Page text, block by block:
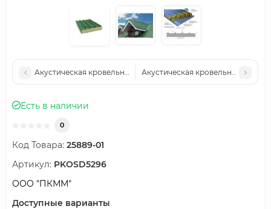
Акустическая кровельная сэндвич-панель минеральная
Акустическая кровельная
Есть в наличии
0
Код Товара: 25889-01
Артикул: PKOSD5296
ООО "ПКММ"
Доступные варианты